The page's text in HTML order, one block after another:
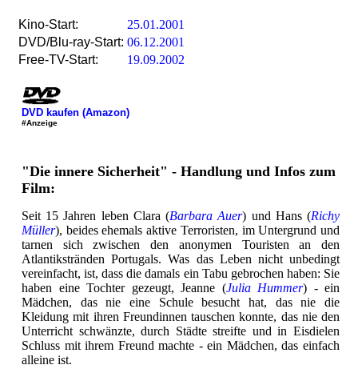
Kino-Start:
25.01.2001
DVD/Blu-ray-Start: 06.12.2001
Free-TV-Start:
19.09.2002
DVD kaufen (Amazon)
#Anzeige
"Die innere Sicherheit" - Handlung und Infos zum
Film:
Seit 15 Jahren leben Clara (Barbara Auer) und Hans (Richy
Müller), beides ehemals aktive Terroristen, im Untergrund und
tarnen sich zwischen den anonymen Touristen an den
Atlantikstränden Portugals. Was das Leben nicht unbedingt
vereinfacht, ist, dass die damals ein Tabu gebrochen haben: Sie
haben eine Tochter gezeugt, Jeanne (Julia Hummer) - ein
Mädchen, das nie eine Schule besucht hat, das nie die
Kleidung mit ihren Freundinnen tauschen konnte, das nie den
Unterricht schwänzte, durch Städte streifte und in Eisdielen
Schluss mit ihrem Freund machte - ein Mädchen, das einfach
alleine ist.